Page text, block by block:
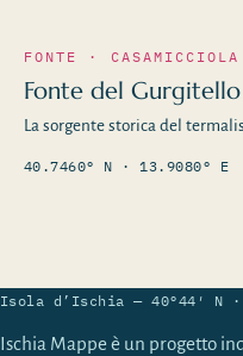
FONTE · CASAMICCIOLA
Fonte del Gurgitello
La sorgente storica del
40.7460° N · 13.9080° E
Isola d’Ischia — 40°44′ N
Ischia Mappe è un progetto